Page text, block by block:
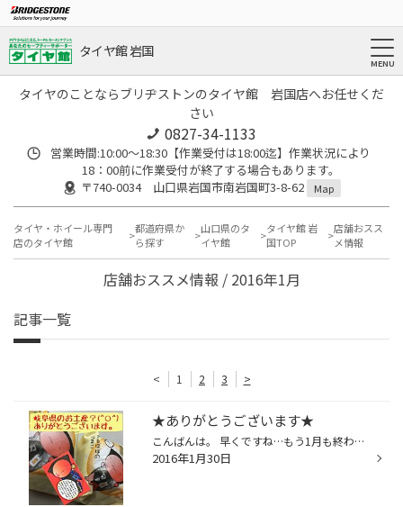
タイヤ館 岩国
タイヤのことならブリヂストンのタイヤ館 岩国店へお任せくだ
さい
0827-34-1133
営業時間:10:00〜18:30【作業受付は18:00迄】作業状況により
18：00前に作業受付が終了する場合もあります。
〒740-0034 山口県岩国市南岩国町3-8-62
Map
タイヤ・ホイール専門
店のタイヤ館
都道府県か
ら探す
山口県のタ
イヤ館
タイヤ館 岩
国TOP
店舗おスス
メ情報
店舗おススメ情報 / 2016年1月
記事一覧
< 1 2 3 >
★ありがとうございます★
こんばんは。 早くですね…もう1月も終わり2月始まりますよ。 1月は行く2月は逃げる3月は去る…昔からの言葉。 言葉遊び的な表現？でも上手く考えてありますね。 さてお客様から岐阜県へ行ったお土産頂きました。 丁度行った日は…岐阜県は大雪だったようですよ。 先週とは違い今週は少し暖かい天候に...
2016年1月30日